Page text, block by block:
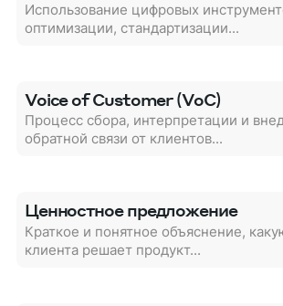
Использование цифровых
оптимизации, стандартизации...
Voice of Customer (VoC)
Процесс сбора, интерпретации и
обратной связи от клиентов...
Ценностное предложение
Краткое и понятное объяснение,
клиента решает продукт...